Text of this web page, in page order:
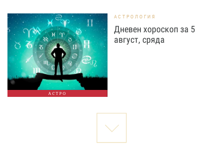
АСТРО
АСТРОЛОГИЯ
Дневен хороскоп за 5
август, сряда